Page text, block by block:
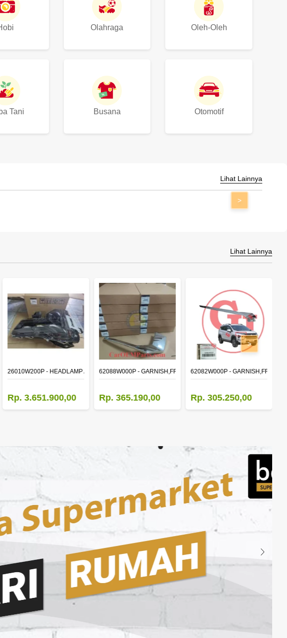
Olahraga Oleh-Oleh
Tani Busana Otomotif
Lihat Lainnya
>
Lihat Lainnya
26010W200P - HEADLAMP ASSY,RH
Rp. 3.651.900,00
62088W000P - GARNISH,FR BUMPER SIDE
Rp. 365.190,00
62082W000P - GARNISH,FR
Rp. 305.250,00
>